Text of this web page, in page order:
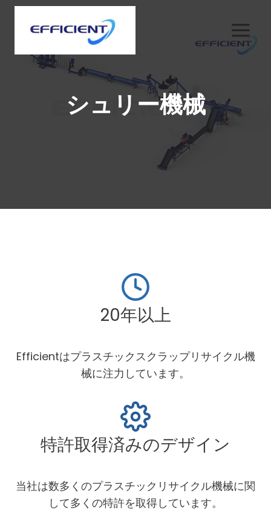
シュリー機械
20年以上
Efficientはプラスチックスクラップリサイクル機
械に注力しています。
特許取得済みのデザイン
当社は数多くのプラスチックリサイクル機械に関
して多くの特許を取得しています。